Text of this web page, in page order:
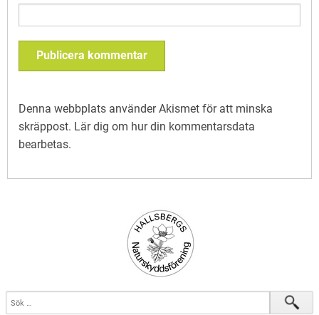
Denna webbplats använder Akismet för att minska
skräppost. Lär dig om hur din kommentarsdata
bearbetas.